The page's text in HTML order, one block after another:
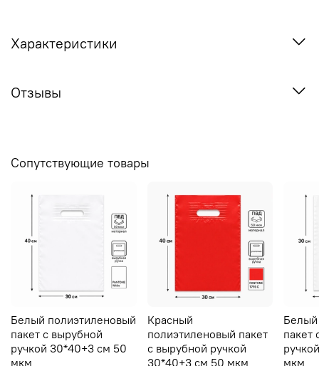
Характеристики
Отзывы
Сопутствующие товары
Белый полиэтиленовый
пакет с вырубной
ручкой 30*40+3 см 50
мкм
Красный
полиэтиленовый пакет
с вырубной ручкой
30*40+3 см 50 мкм
Белый
пакет
мкм